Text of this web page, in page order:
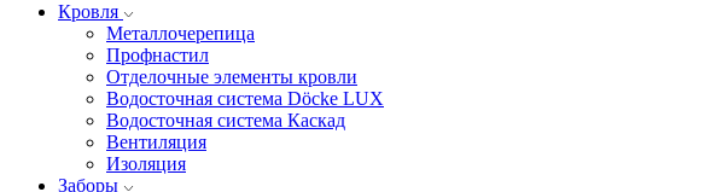
Кровля
Металлочерепица
Профнастил
Отделочные элементы кровли
Водосточная система Döcke LUX
Водосточная система Каскад
Вентиляция
Изоляция
Заборы